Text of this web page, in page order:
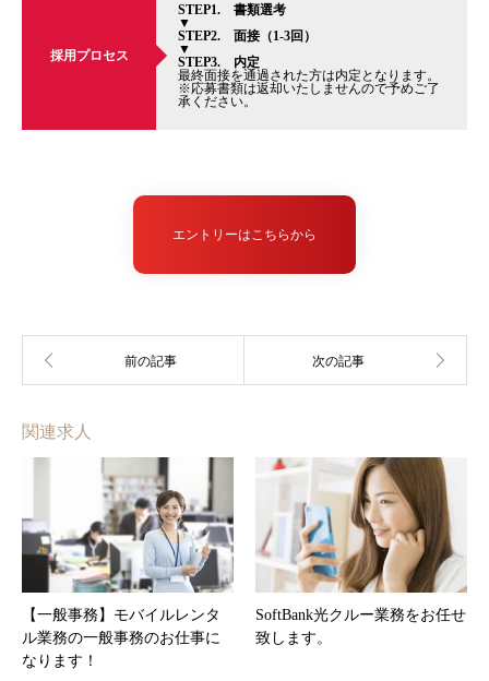
採用プロセス
STEP1. 書類選考
▼
STEP2. 面接（1-3回）
▼
STEP3. 内定
最終面接を通過された方は内定となります。
※応募書類は返却いたしませんので予めご了
承ください。
エントリーはこちらから
関連求人
【一般事務】モバイルレンタ
ル業務の一般事務のお仕事に
なります！
SoftBank光クルー業務をお任せ
致します。